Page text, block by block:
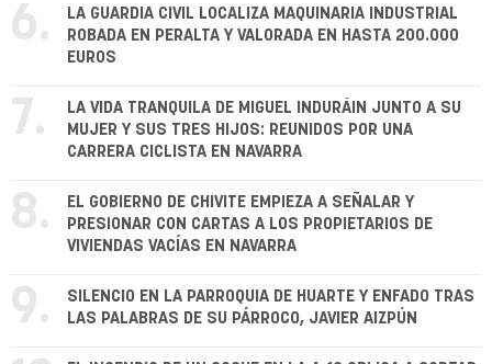
6.
LA GUARDIA CIVIL LOCALIZA MAQUINARIA INDUSTRIAL
ROBADA EN PERALTA Y VALORADA EN HASTA 200.000
EUROS
7.
LA VIDA TRANQUILA DE MIGUEL INDURÁIN JUNTO A SU
MUJER Y SUS TRES HIJOS: REUNIDOS POR UNA
CARRERA CICLISTA EN NAVARRA
8.
EL GOBIERNO DE CHIVITE EMPIEZA A SEÑALAR Y
PRESIONAR CON CARTAS A LOS PROPIETARIOS DE
VIVIENDAS VACÍAS EN NAVARRA
9.
SILENCIO EN LA PARROQUIA DE HUARTE Y ENFADO TRAS
LAS PALABRAS DE SU PÁRROCO, JAVIER AIZPÚN